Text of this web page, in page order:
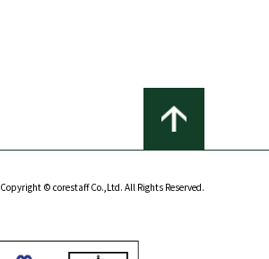
Copyright © corestaff Co.,Ltd. All Rights Reserved.